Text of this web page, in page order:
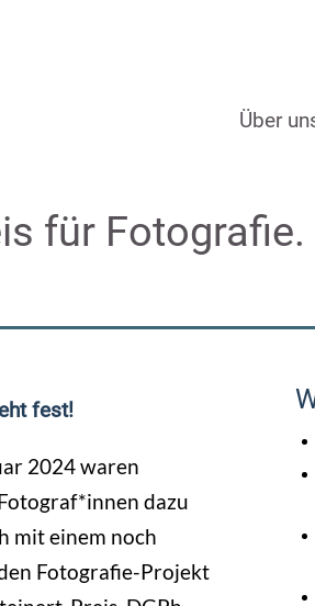
Über
für
fest!
2024 waren
dazu
mit einem noch
Fotografie-Projekt